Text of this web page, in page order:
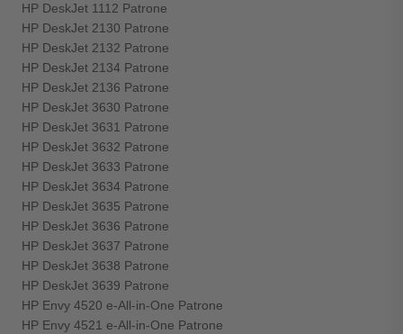
HP DeskJet 1112 Patrone
HP DeskJet 2130 Patrone
HP DeskJet 2132 Patrone
HP DeskJet 2134 Patrone
HP DeskJet 2136 Patrone
HP DeskJet 3630 Patrone
HP DeskJet 3631 Patrone
HP DeskJet 3632 Patrone
HP DeskJet 3633 Patrone
HP DeskJet 3634 Patrone
HP DeskJet 3635 Patrone
HP DeskJet 3636 Patrone
HP DeskJet 3637 Patrone
HP DeskJet 3638 Patrone
HP DeskJet 3639 Patrone
HP Envy 4520 e-All-in-One Patrone
HP Envy 4521 e-All-in-One Patrone